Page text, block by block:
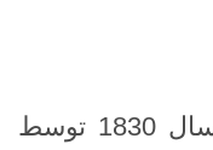
پارافین جامد اولین بار در سال 1830 توسط